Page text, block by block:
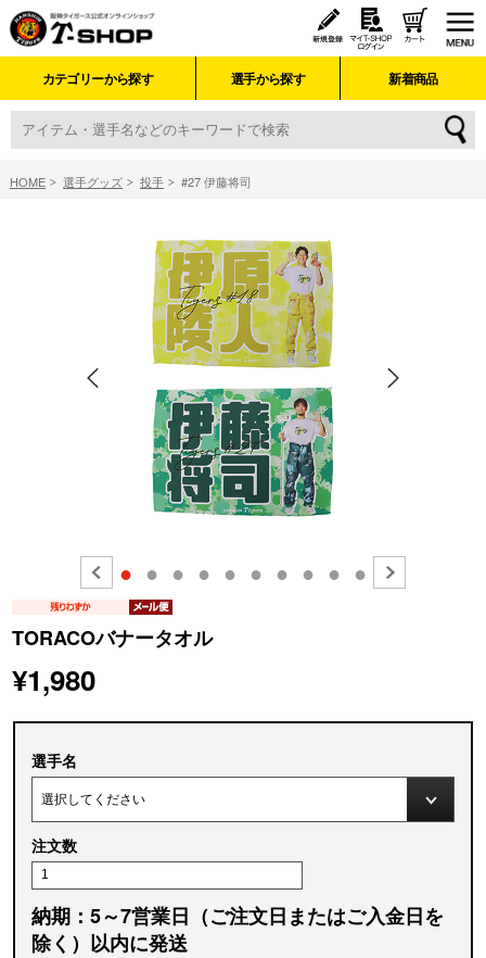
カテゴリーから探す 選手から探す 新着商品
HOME 選手グッズ 投手 #27 伊藤将司
● ● ● ● ● ● ● ● ● ●
TORACOバナータオル
¥1,980
選手名
注文数
納期：5～7営業日（ご注文日またはご入金日を
除く）以内に発送